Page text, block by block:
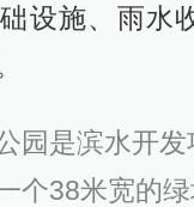
设施、雨水
园是滨水开
个38米宽的